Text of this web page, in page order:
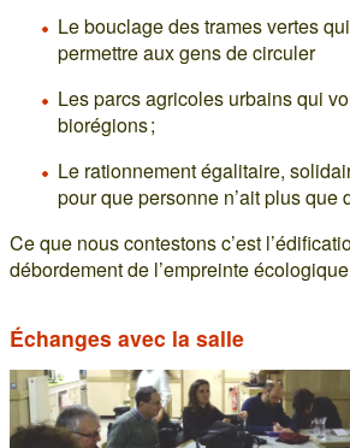
Le bouclage des trames vertes
permettre aux gens de circuler
Les parcs agricoles urbains qui
biorégions ;
Le rationnement égalitaire,
pour que personne n’ait plus que
Ce que nous contestons c’est
débordement de l’empreinte
Échanges avec la salle